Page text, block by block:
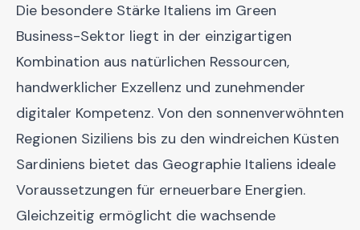
Die besondere Stärke Italiens im Green
Business-Sektor liegt in der einzigartigen
Kombination aus natürlichen Ressourcen,
handwerklicher Exzellenz und zunehmender
digitaler Kompetenz. Von den sonnenverwöhnten
Regionen Siziliens bis zu den windreichen Küsten
Sardiniens bietet das Geographie Italiens ideale
Voraussetzungen für erneuerbare Energien.
Gleichzeitig ermöglicht die wachsende